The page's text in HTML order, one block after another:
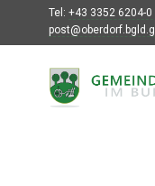
Tel: +43 3352 6204-0